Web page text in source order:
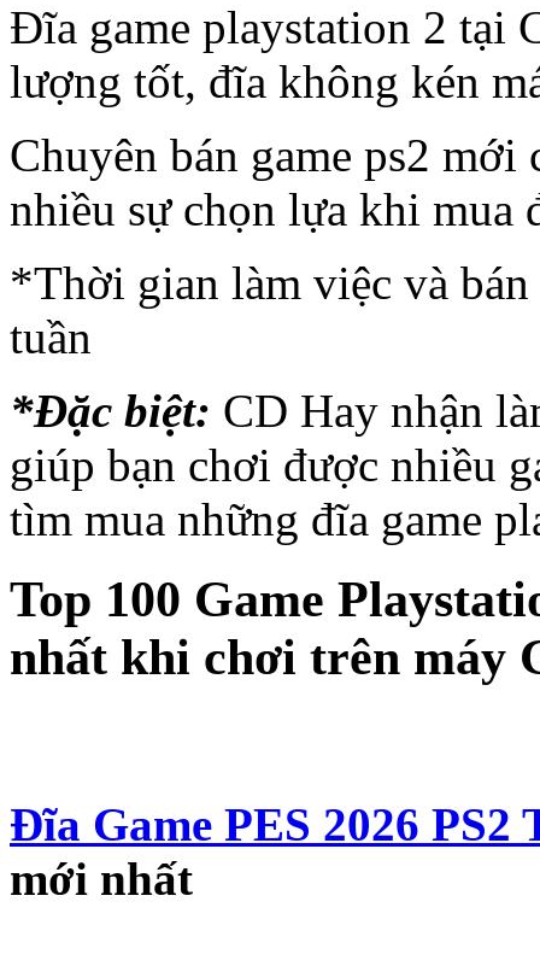
Đĩa game playstation 2 tại
lượng tốt, đĩa không kén
Chuyên bán game ps2
nhiều sự chọn lựa khi mua
*Thời gian làm việc và
tuần
*Đặc biệt: CD Hay nhận
giúp bạn chơi được nhiều
tìm mua những đĩa game
Top 100 Game
nhất khi chơi trên máy
Đĩa Game PES 2026 PS2
mới nhất